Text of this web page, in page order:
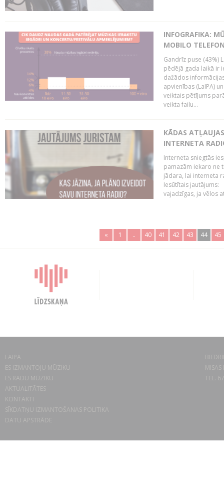
INFOGRAFIKA:
MOBILO
Gandrīz puse (43%)
pēdējā gada laikā ir
dažādos
apvienības (LaIPA)
veiktais pētījums
veikta failu...
KĀDAS
INTERNETA
Interneta sniegtās
pamazām iekaro ne
jādara, lai interneta
Iesūtītais jautājums:
vajadzīgas, ja vēlos
« 1 .. 40 41 42 43 44 45
LAIPA
ES IZMANTOJU MŪZIKU
ES RADU MŪZIKU
AKTUALITĀTES
KONTAKTI
SĪKDATŅU IZMANTOŠANAS POLITIKA
DATU APSTRĀDE
TEL.